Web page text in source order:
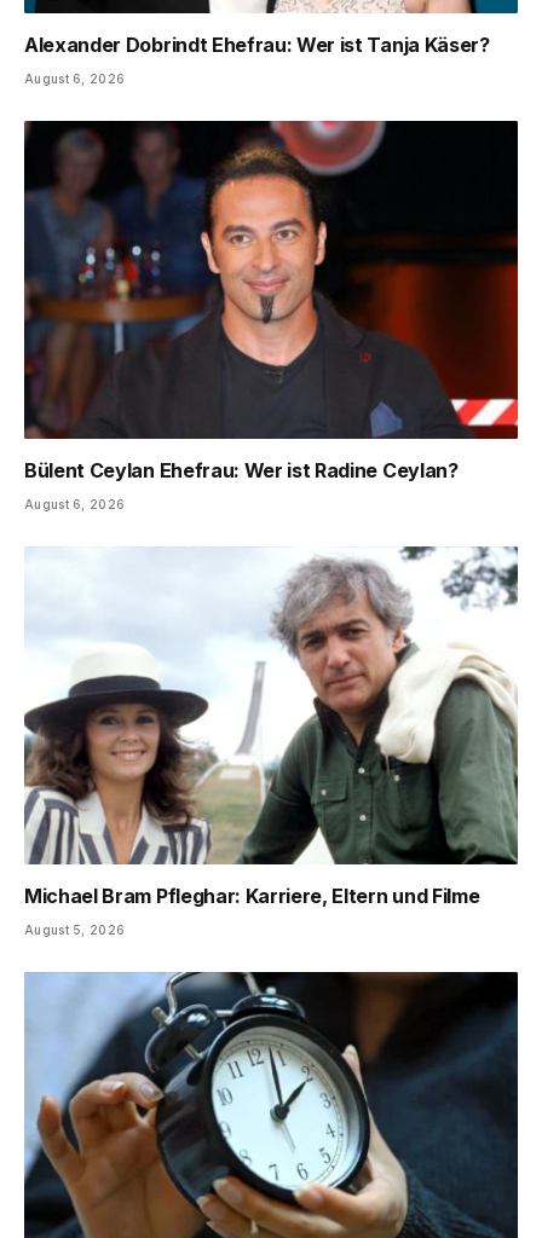
Alexander Dobrindt Ehefrau: Wer ist Tanja Käser?
August 6, 2026
Bülent Ceylan Ehefrau: Wer ist Radine Ceylan?
August 6, 2026
Michael Bram Pfleghar: Karriere, Eltern und Filme
August 5, 2026